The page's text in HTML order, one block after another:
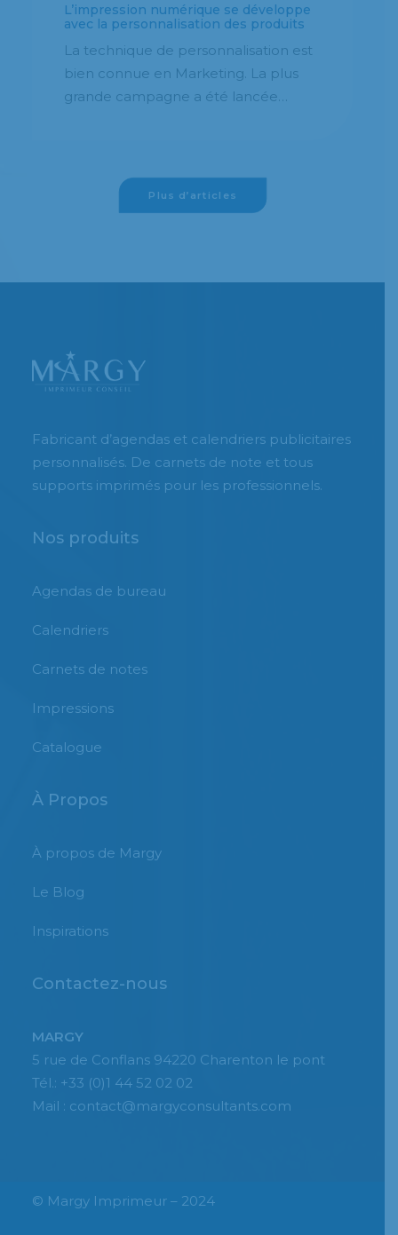
Le salon IN(3D)USTRY 2018 lance sa
troisième édition à Barcelone
Du 16 au 18 octobre prochains se
tiendra la troisième édition du salon
IN(3D)USTRY à Barcelone. Ce…
Plus d’articles
Fabricant d’agendas et calendriers publicitaires
personnalisés. De carnets de note et tous
supports imprimés pour les professionnels.
Nos produits
Agendas de bureau
Calendriers
Carnets de notes
Impressions
Catalogue
À Propos
À propos de Margy
Le Blog
Inspirations
Contactez-nous
MARGY
5 rue de Conflans 94220 Charenton le pont
Tél.: +33 (0)1 44 52 02 02
Mail : contact@margyconsultants.com
© Margy Imprimeur – 2024